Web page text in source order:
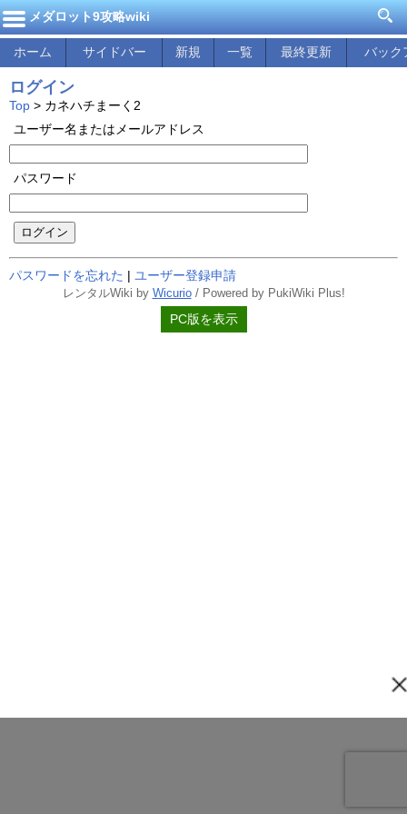
メダロット9攻略wiki
ホーム サイドバー 新規 一覧 最終更新 バック
ログイン
Top > カネハチまーく2
ユーザー名またはメールアドレス
パスワード
ログイン
パスワードを忘れた | ユーザー登録申請
レンタルWiki by Wicurio/ Powered by PukiWiki Plus!
PC版を表示